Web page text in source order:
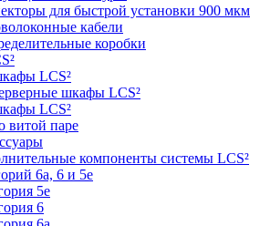
для быстрой установки 900 мкм
кабели
коробки
LCS²
шкафы LCS²
LCS²
витой паре
компоненты системы LCS²
6a, 6 и 5e
5е
6